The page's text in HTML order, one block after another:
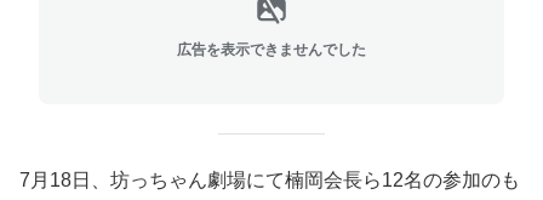
広告を表示できませんでした
7月18日、坊っちゃん劇場にて楠岡会長ら12名の参加のも